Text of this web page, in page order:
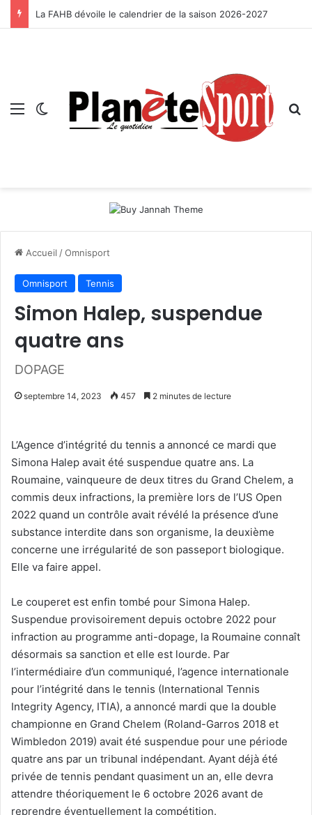
La FAHB dévoile le calendrier de la saison 2026-2027
Menu Switch skin
Accueil /Omnisport
Omnisport Tennis
Simon Halep, suspendue
quatre ans
DOPAGE
septembre 14, 2023 457 2 minutes de lecture
L’Agence d’intégrité du tennis a annoncé ce mardi que
Simona Halep avait été suspendue quatre ans. La
Roumaine, vainqueure de deux titres du Grand Chelem, a
commis deux infractions, la première lors de l’US Open
2022 quand un contrôle avait révélé la présence d’une
substance interdite dans son organisme, la deuxième
concerne une irrégularité de son passeport biologique.
Elle va faire appel.
Le couperet est enfin tombé pour Simona Halep.
Suspendue provisoirement depuis octobre 2022 pour
infraction au programme anti-dopage, la Roumaine connaît
désormais sa sanction et elle est lourde. Par
l’intermédiaire d’un communiqué, l’agence internationale
pour l’intégrité dans le tennis (International Tennis
Integrity Agency, ITIA), a annoncé mardi que la double
championne en Grand Chelem (Roland-Garros 2018 et
Wimbledon 2019) avait été suspendue pour une période
quatre ans par un tribunal indépendant. Ayant déjà été
privée de tennis pendant quasiment un an, elle devra
attendre théoriquement le 6 octobre 2026 avant de
reprendre éventuellement la compétition.